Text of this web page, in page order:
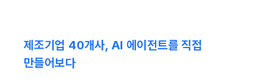
제조기업 40개사, AI 에이전트를 직접
만들어보다